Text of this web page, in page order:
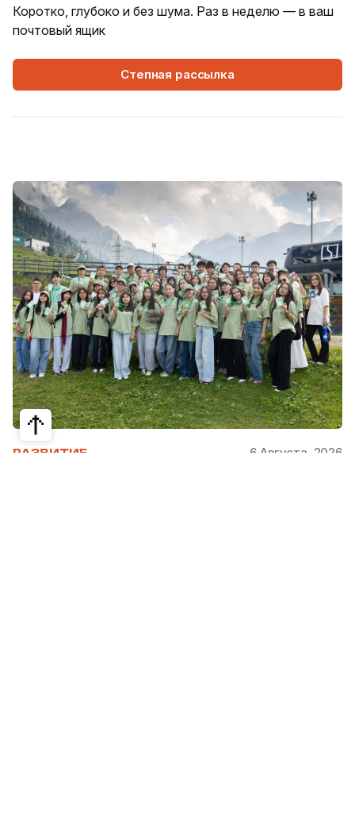
Коротко, глубоко и без шума. Раз в неделю — в ваш
почтовый ящик
Степная рассылка
РАЗВИТИЕ 6 Августа, 2026